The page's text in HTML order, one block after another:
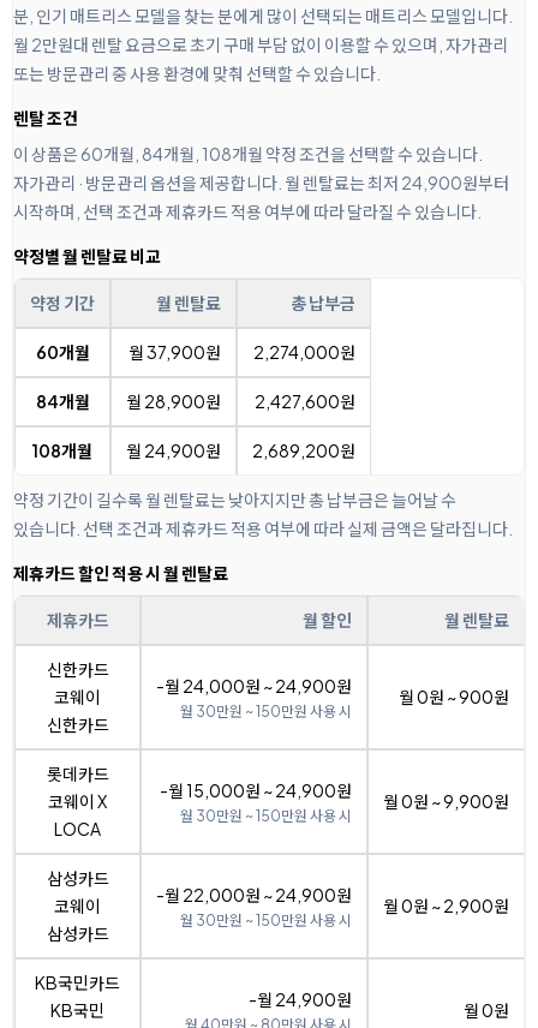
분, 인기 매트리스 모델을 찾는 분에게 많이 선택되는 매트리스 모델입니다.
월 2만원대 렌탈 요금으로 초기 구매 부담 없이 이용할 수 있으며, 자가관리
또는 방문관리 중 사용 환경에 맞춰 선택할 수 있습니다.
렌탈 조건
이 상품은 60개월, 84개월, 108개월 약정 조건을 선택할 수 있습니다.
자가관리 · 방문관리 옵션을 제공합니다. 월 렌탈료는 최저 24,900원부터
시작하며, 선택 조건과 제휴카드 적용 여부에 따라 달라질 수 있습니다.
약정별 월 렌탈료 비교
약정 기간 월 렌탈료 총 납부금
60개월 월 37,900원 2,274,000원
84개월 월 28,900원 2,427,600원
108개월 월 24,900원 2,689,200원
약정 기간이 길수록 월 렌탈료는 낮아지지만 총 납부금은 늘어날 수
있습니다. 선택 조건과 제휴카드 적용 여부에 따라 실제 금액은 달라집니다.
제휴카드 할인 적용 시 월 렌탈료
제휴카드 월 할인 월 렌탈료
신한카드
코웨이
신한카드
-월 24,000원 ~ 24,900원
월 30만원 ~ 150만원 사용 시
월 0원 ~ 900원
롯데카드
코웨이 X
LOCA
-월 15,000원 ~ 24,900원
월 30만원 ~ 150만원 사용 시
월 0원 ~ 9,900원
삼성카드
코웨이
삼성카드
-월 22,000원 ~ 24,900원
월 30만원 ~ 150만원 사용 시
월 0원 ~ 2,900원
KB국민카드
KB국민
-월 24,900원 월 0원